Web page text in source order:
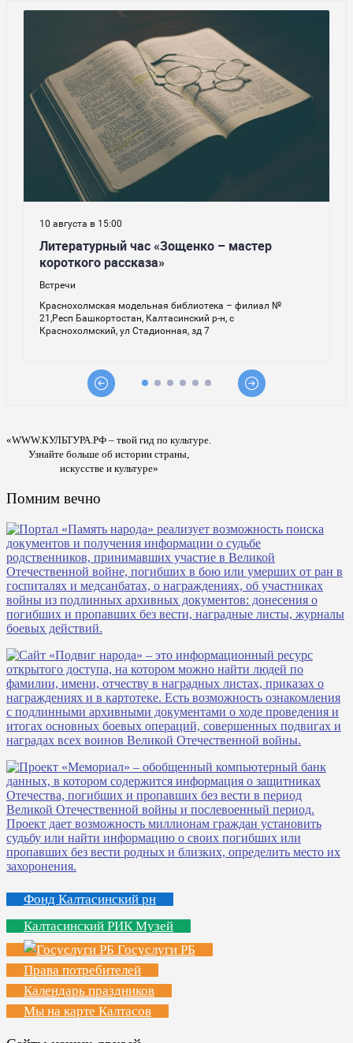
«WWW.КУЛЬТУРА.РФ – твой гид по культуре.
Узнайте больше об истории страны,
искусстве и культуре»
Помним вечно
Фонд Калтасинский рн
Калтасинский РИК Музей
Госуслуги РБ
Права потребителей
Календарь праздников
Мы на карте Калтасов